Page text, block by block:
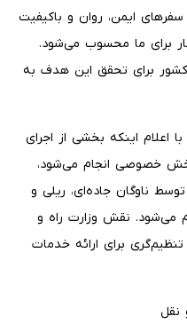
ایمن، روان و باکیفیت
برای ما محسوب می‌شود.
کشور برای تحقق این هدف به
اعلام اینکه بخشی از اجرای
خصوصی انجام می‌شود،
ناوگان جاده‌ای، ریلی و
نقش وزارت راه و
برای ارائه خدمات
نقل